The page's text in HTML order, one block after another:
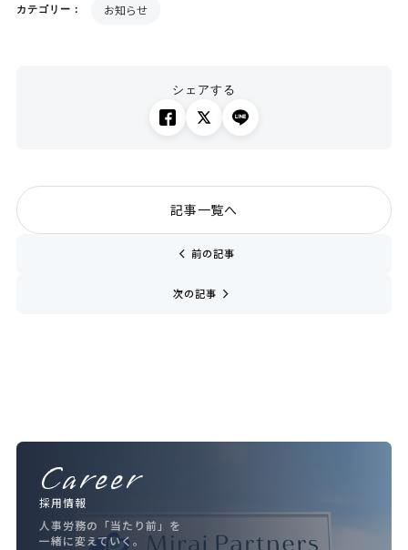
カテゴリー： お知らせ
シェアする
chevron_left 前の記事
記事一覧へ
次の記事 navigate_next
Career
採用情報
人事労務の「当たり前」を
一緒に変えていく。